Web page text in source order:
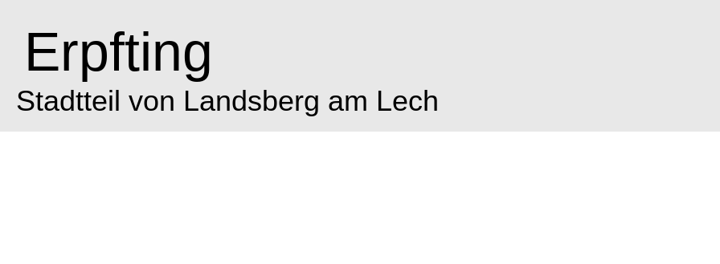
Erpfting
Stadtteil von Landsberg am Lech